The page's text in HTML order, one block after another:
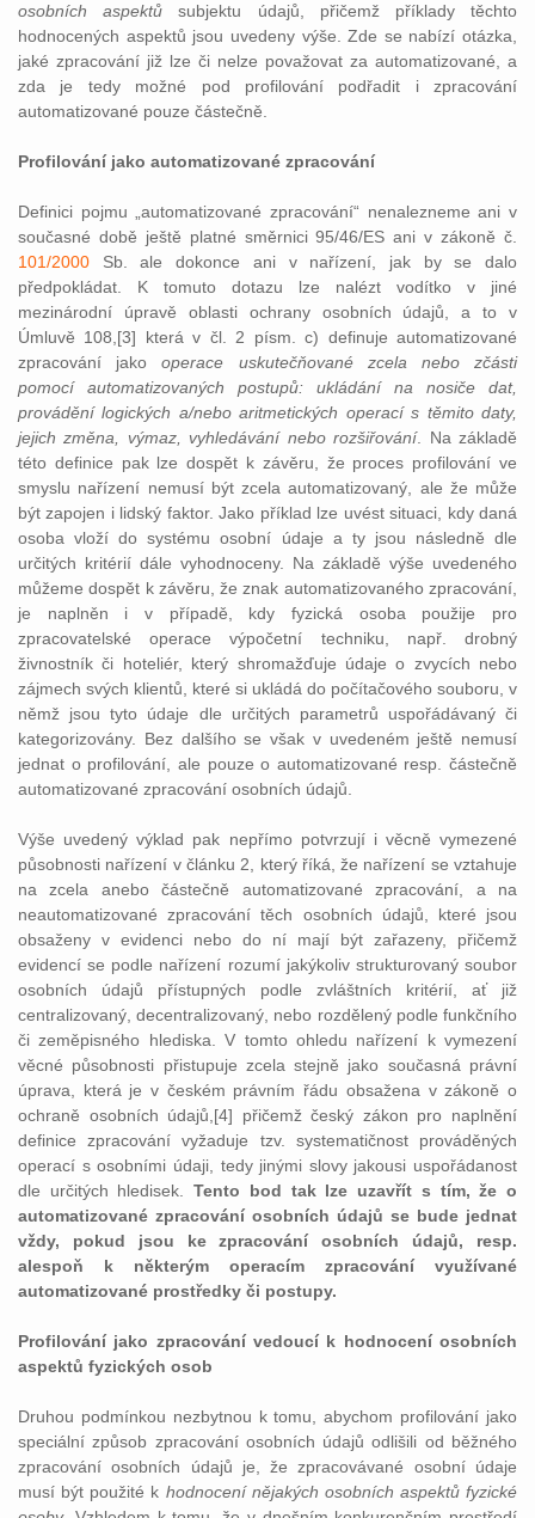
osobních aspektůsubjektu údajů, přičemž příklady těchto
hodnocených aspektů jsou uvedeny výše. Zde se nabízí otázka,
jaké zpracování již lze či nelze považovat za automatizované, a
zda je tedy možné pod profilování podřadit i zpracování
automatizované pouze částečně.
Profilování jako automatizované zpracování
Definici pojmu „automatizované zpracování“ nenalezneme ani v
současné době ještě platné směrnici 95/46/ES ani v zákoně č.
101/2000 Sb. ale dokonce ani v nařízení, jak by se dalo
předpokládat. K tomuto dotazu lze nalézt vodítko v jiné
mezinárodní úpravě oblasti ochrany osobních údajů, a to v
Úmluvě 108,[3] která v čl. 2 písm. c) definuje automatizované
zpracování jakooperace uskutečňované zcela nebo zčásti
pomocí automatizovaných postupů: ukládání na nosiče dat,
provádění logických a/nebo aritmetických operací s těmito daty,
jejich změna, výmaz, vyhledávání nebo rozšiřování. Na základě
této definice pak lze dospět k závěru, že proces profilování ve
smyslu nařízení nemusí být zcela automatizovaný, ale že může
být zapojen i lidský faktor. Jako příklad lze uvést situaci, kdy daná
osoba vloží do systému osobní údaje a ty jsou následně dle
určitých kritérií dále vyhodnoceny. Na základě výše uvedeného
můžeme dospět k závěru, že znak automatizovaného zpracování,
je naplněn i v případě, kdy fyzická osoba použije pro
zpracovatelské operace výpočetní techniku, např. drobný
živnostník či hoteliér, který shromažďuje údaje o zvycích nebo
zájmech svých klientů, které si ukládá do počítačového souboru, v
němž jsou tyto údaje dle určitých parametrů uspořádávaný či
kategorizovány. Bez dalšího se však v uvedeném ještě nemusí
jednat o profilování, ale pouze o automatizované resp. částečně
automatizované zpracování osobních údajů.
Výše uvedený výklad pak nepřímo potvrzují i věcně vymezené
působnosti nařízení v článku 2, který říká, že nařízení se vztahuje
na zcela anebo částečně automatizované zpracování, a na
neautomatizované zpracování těch osobních údajů, které jsou
obsaženy v evidenci nebo do ní mají být zařazeny, přičemž
evidencí se podle nařízení rozumí jakýkoliv strukturovaný soubor
osobních údajů přístupných podle zvláštních kritérií, ať již
centralizovaný, decentralizovaný, nebo rozdělený podle funkčního
či zeměpisného hlediska. V tomto ohledu nařízení k vymezení
věcné působnosti přistupuje zcela stejně jako současná právní
úprava, která je v českém právním řádu obsažena v zákoně o
ochraně osobních údajů,[4] přičemž český zákon pro naplnění
definice zpracování vyžaduje tzv. systematičnost prováděných
operací s osobními údaji, tedy jinými slovy jakousi uspořádanost
dle určitých hledisek.Tento bod tak lze uzavřít s tím, že o
automatizované zpracování osobních údajů se bude jednat
vždy, pokud jsou ke zpracování osobních údajů, resp.
alespoň k některým operacím zpracování využívané
automatizované prostředky či postupy.
Profilování jako zpracování vedoucí k hodnocení osobních
aspektů fyzických osob
Druhou podmínkou nezbytnou k tomu, abychom profilování jako
speciální způsob zpracování osobních údajů odlišili od běžného
zpracování osobních údajů je, že zpracovávané osobní údaje
musí být použité k hodnocení nějakých osobních aspektů fyzické